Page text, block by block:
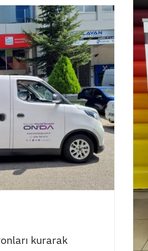
kurarak